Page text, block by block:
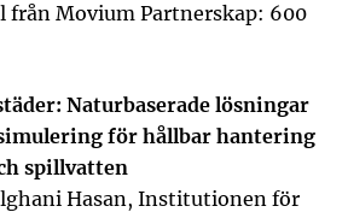
från Movium Partnerskap: 600
Naturbaserade lösningar
för hållbar hantering
spillvatten
Hasan, Institutionen för